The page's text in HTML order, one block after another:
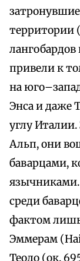
территории
привели к
на
Энса и даже
углу Италии.
Альп, они
баварцами,
язычниками.
среди
фактом лишь
Эммерам
Теодо (ок.